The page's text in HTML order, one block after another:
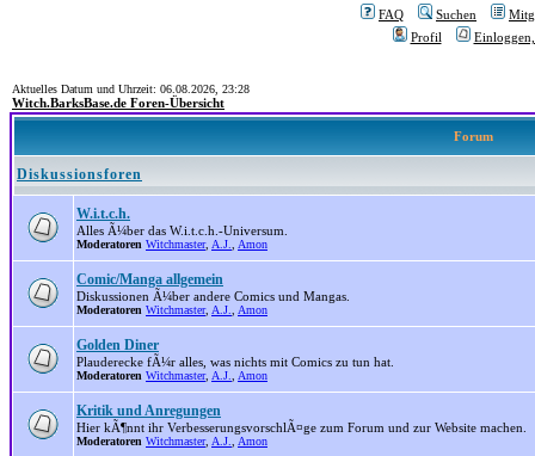
FAQ Suchen
Profil
Aktuelles Datum und Uhrzeit: 06.08.2026, 23:28
Witch.BarksBase.de Foren-Übersicht
Forum
Diskussionsforen
W.i.t.c.h.
Alles Ã¼ber das W.i.t.c.h.-Universum.
Moderatoren Witchmaster, A.J. Amon
Comic/Manga allgemein
Diskussionen Ã¼ber andere Comics und Mangas.
Moderatoren Witchmaster, A.J. Amon
Golden Diner
Plauderecke fÃ¼r alles, was nichts mit Comics zu tun hat.
Moderatoren Witchmaster, A.J. Amon
Kritik und Anregungen
Hier kÃ¶nnt ihr VerbesserungsvorschlÃ¤ge zum Forum und zur Website machen.
Moderatoren Witchmaster, A.J. Amon